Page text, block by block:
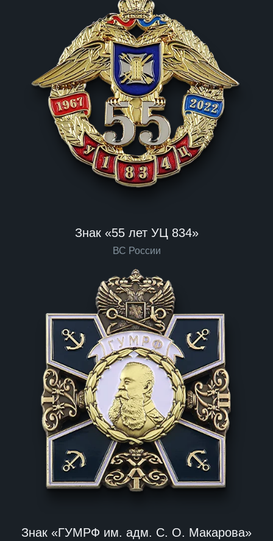
Знак «55 лет УЦ 834»
ВС России
Знак «ГУМРФ им. адм. С. О. Макарова»